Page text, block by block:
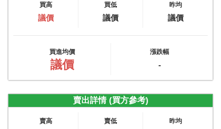
買高
議價
買低
議價
昨均
議價
買進均價
議價
漲跌幅
-
賣出詳情 (買方參考)
賣高 賣低 昨均